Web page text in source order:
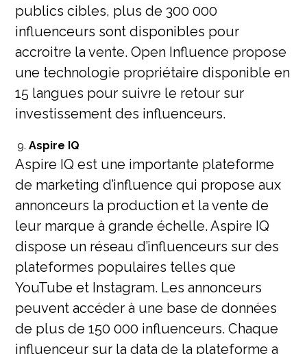
publics cibles, plus de 300 000
influenceurs sont disponibles pour
accroitre la vente. Open Influence propose
une technologie propriétaire disponible en
15 langues pour suivre le retour sur
investissement des influenceurs.
Aspire IQ
Aspire IQ est une importante plateforme
de marketing d’influence qui propose aux
annonceurs la production et la vente de
leur marque à grande échelle. Aspire IQ
dispose un réseau d’influenceurs sur des
plateformes populaires telles que
YouTube et Instagram. Les annonceurs
peuvent accéder à une base de données
de plus de 150 000 influenceurs. Chaque
influenceur sur la data de la plateforme a